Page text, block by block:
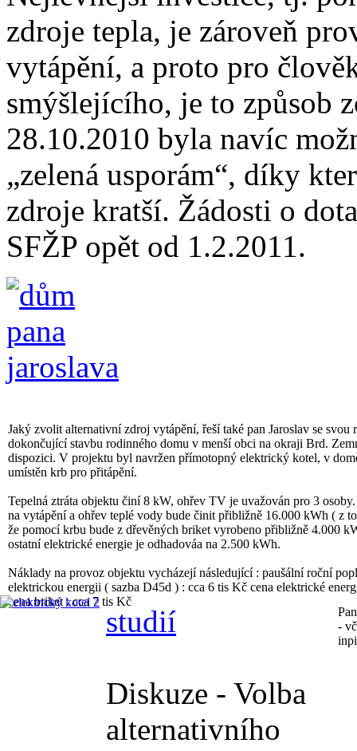
zdroje tepla, je zároveň
vytápění, a proto pro
smýšlejícího, je to způsob
28.10.2010 byla navíc
„zelená usporám“, díky
zdroje kratší. Žádosti o
SFŽP opět od 1.2.2011.
Jaký zvolit alternativní zdroj vytápění, řeší také pan Jaroslav se svou
dokončující stavbu rodinného domu v menší obci na okraji Brd.
dispozici. V projektu byl navržen přímotopný elektrický kotel, v
umístěn krb pro přitápění.
Tepelná ztráta objektu činí 8 kW, ohřev TV je uvažován pro 3 osoby.
na vytápění a ohřev teplé vody bude činit přibližně 16.000 kWh ( z
že pomocí krbu bude z dřevěných briket vyrobeno přibližně 4.000
ostatní elektrické energie je odhadováa na 2.500 kWh.
Náklady na provoz objektu vycházejí následující : paušální roční
elektrickou energii ( sazba D45d ) : cca 6 tis Kč cena elektrické
cena briket : cca 7 tis Kč
-
studií
Diskuze - Volba
alternativního